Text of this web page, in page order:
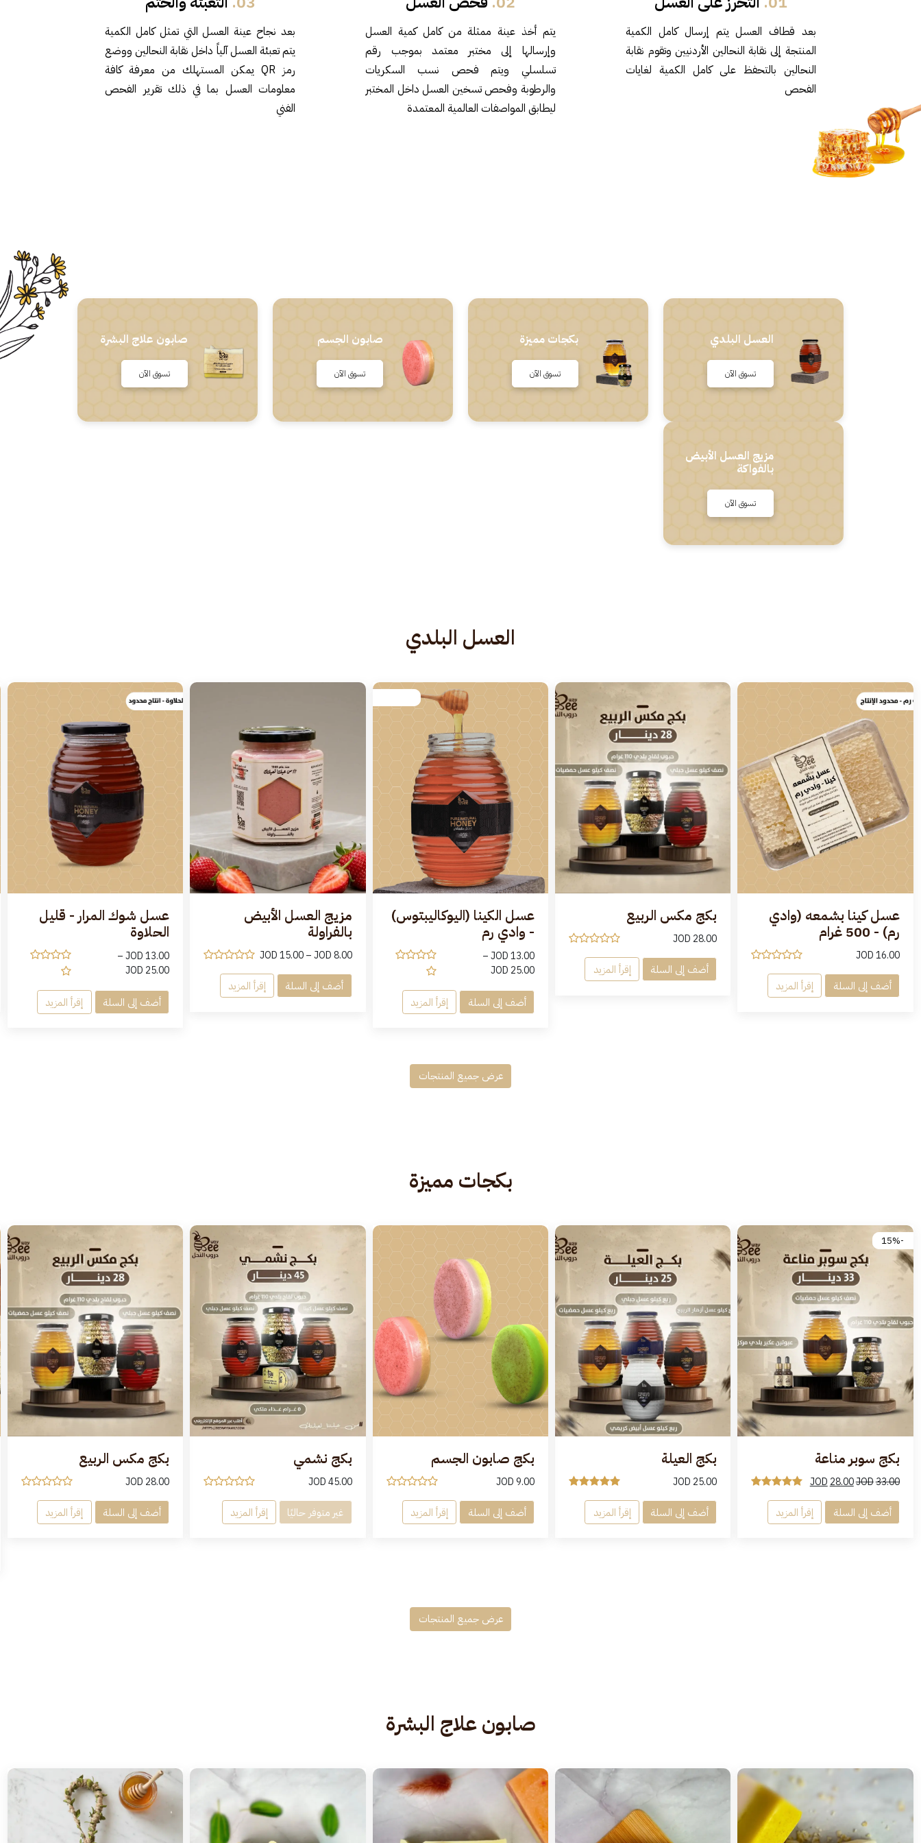
بعد قطاف العسل يتم إرسال كامل الكمية
المنتجة إلى نقابة النحالين الأردنيين وتقوم نقابة
النحالين بالتحفظ على كامل الكمية لغايات
الفحص
يتم أخذ عينة ممثلة من كامل كمية العسل
وإرسالها إلى مختبر معتمد بموجب رقم
تسلسلي ويتم فحص نسب السكريات
والرطوبة وفحص تسخين العسل داخل المختبر
ليطابق المواصفات العالمية المعتمدة
بعد نجاح عينة العسل التي تمثل كامل الكمية
يتم تعبئة العسل آلياً داخل نقابة النحالين ووضع
رمز QR يمكن المستهلك من معرفة كافة
معلومات العسل بما في ذلك تقرير الفحص
الفني
العسل البلدي
تسوق الآن
بكجات مميزة
تسوق الآن
صابون الجسم
تسوق الآن
صابون علاج البشرة
تسوق الآن
مزيج العسل الأبيض
بالفواكة
تسوق الآن
العسل البلدي
عسل كينا بشمعه (وادي
رم) - 500 غرام
JOD16.00
أضف إلى السلة إقرأ المزيد
بكج مكس الربيع
JOD 28.00
أضف إلى السلة إقرأ المزيد
عسل الكينا (اليوكاليبتوس)
- وادي رم
JOD13.00
–
JOD 25.00
أضف إلى السلة إقرأ المزيد
مزيج العسل الأبيض
بالفراولة
JOD8.00
–
JOD15.00
أضف إلى السلة إقرأ المزيد
عسل شوك المرار - قليل
الحلاوة
JOD13.00
–
JOD 25.00
أضف إلى السلة إقرأ المزيد
عرض جميع المنتجات
بكجات مميزة
-15%
بكج سوبر مناعة
JOD33.00
JOD 28.00
أضف إلى السلة إقرأ المزيد
بكج العيلة
JOD 25.00
أضف إلى السلة إقرأ المزيد
بكج صابون الجسم
JOD9.00
أضف إلى السلة إقرأ المزيد
بكج نشمي
JOD45.00
غير متوفر حاليًا إقرأ المزيد
بكج مكس الربيع
JOD 28.00
أضف إلى السلة إقرأ المزيد
عرض جميع المنتجات
صابون علاج البشرة